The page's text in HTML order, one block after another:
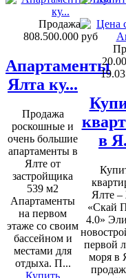
Продажа:
808.500.000 руб
Апартаменты
Ялта ку...
Продажа
роскошные и
очень большие
апартаменты в
Ялте от
застройщика
539 м2
Апартаменты
на первом
этаже со своим
бассейном и
местами для
отдыха. П...
в
Ялте
«Скай
4.0»
первой
моря в